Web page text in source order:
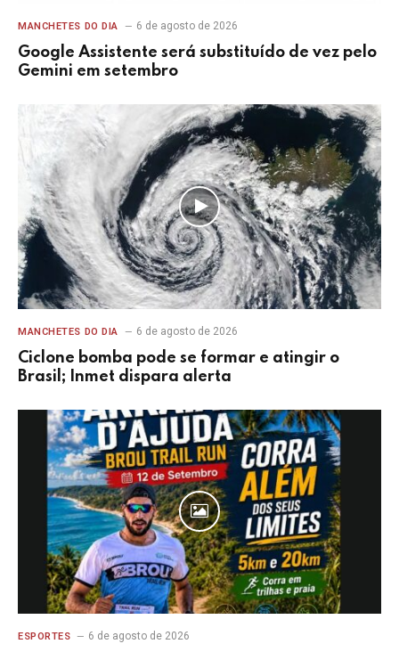
MANCHETES DO DIA 6 de agosto de 2026
Google Assistente será substituído de vez pelo
Gemini em setembro
MANCHETES DO DIA 6 de agosto de 2026
Ciclone bomba pode se formar e atingir o
Brasil; Inmet dispara alerta
ESPORTES 6 de agosto de 2026